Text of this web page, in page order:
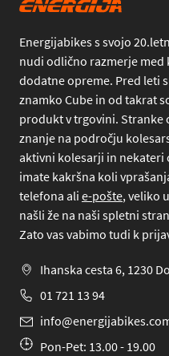
Energijabikes s svojo
nudi odlično razmerje med
dodatne opreme. Pred leti
znamko Cube in od takrat
produkt v trgovini. Stranke
znanje na področju
aktivni kolesarji in nekateri
imate kakršna koli
telefona ali e-pošte, veliko
našli že na naši spletni
Zato vas vabimo tudi k
Ihanska cesta 6, 1230
01 721 13 94
Pon-Pet: 13.00 - 19.00